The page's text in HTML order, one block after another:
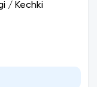
/ Kechki